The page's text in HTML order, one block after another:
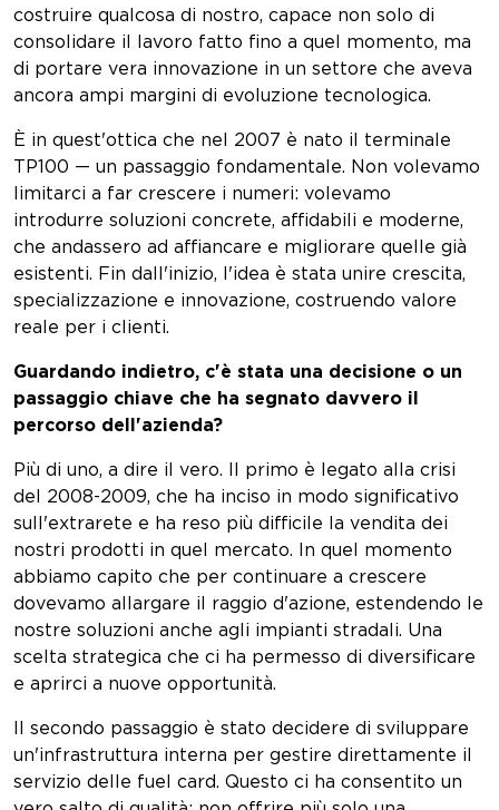
costruire qualcosa di nostro, capace non solo di
consolidare il lavoro fatto fino a quel momento, ma
di portare vera innovazione in un settore che aveva
ancora ampi margini di evoluzione tecnologica.
È in quest'ottica che nel 2007 è nato il terminale
TP100 — un passaggio fondamentale. Non volevamo
limitarci a far crescere i numeri: volevamo
introdurre soluzioni concrete, affidabili e moderne,
che andassero ad affiancare e migliorare quelle già
esistenti. Fin dall'inizio, l'idea è stata unire crescita,
specializzazione e innovazione, costruendo valore
reale per i clienti.
Guardando indietro, c'è stata una decisione o un
passaggio chiave che ha segnato davvero il
percorso dell'azienda?
Più di uno, a dire il vero. Il primo è legato alla crisi
del 2008-2009, che ha inciso in modo significativo
sull'extrarete e ha reso più difficile la vendita dei
nostri prodotti in quel mercato. In quel momento
abbiamo capito che per continuare a crescere
dovevamo allargare il raggio d'azione, estendendo le
nostre soluzioni anche agli impianti stradali. Una
scelta strategica che ci ha permesso di diversificare
e aprirci a nuove opportunità.
Il secondo passaggio è stato decidere di sviluppare
un'infrastruttura interna per gestire direttamente il
servizio delle fuel card. Questo ci ha consentito un